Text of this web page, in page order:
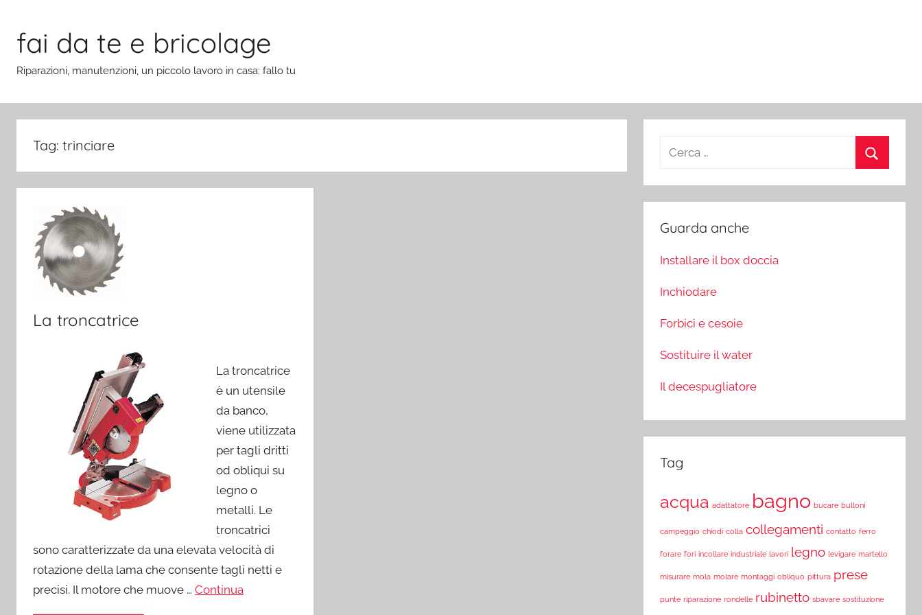
contenuto
fai da te e bricolage
Riparazioni, manutenzioni, un piccolo lavoro in casa: fallo tu
Tag: trinciare
La troncatrice
La troncatrice
è un utensile
da banco,
viene utilizzata
per tagli dritti
od obliqui su
legno o
metalli. Le
troncatrici
sono caratterizzate da una elevata velocità di
rotazione della lama che consente tagli netti e
precisi. Il motore che muove … Continua
Ricerca
Guarda anche
Installare il box doccia
Inchiodare
Forbici e cesoie
Sostituire il water
Il decespugliatore
Tag
acqua adattatore bagno bucare bulloni
campeggio chiodi colla collegamenti contatto ferro
forare fori incollare industriale lavori legno levigare martello
misurare mola molare montaggi obliquo pittura prese
punte riparazione rondelle rubinetto sbavare sostituzione